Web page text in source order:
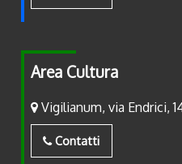
Area Cultura
Vigilianum, via Endrici,
Contatti